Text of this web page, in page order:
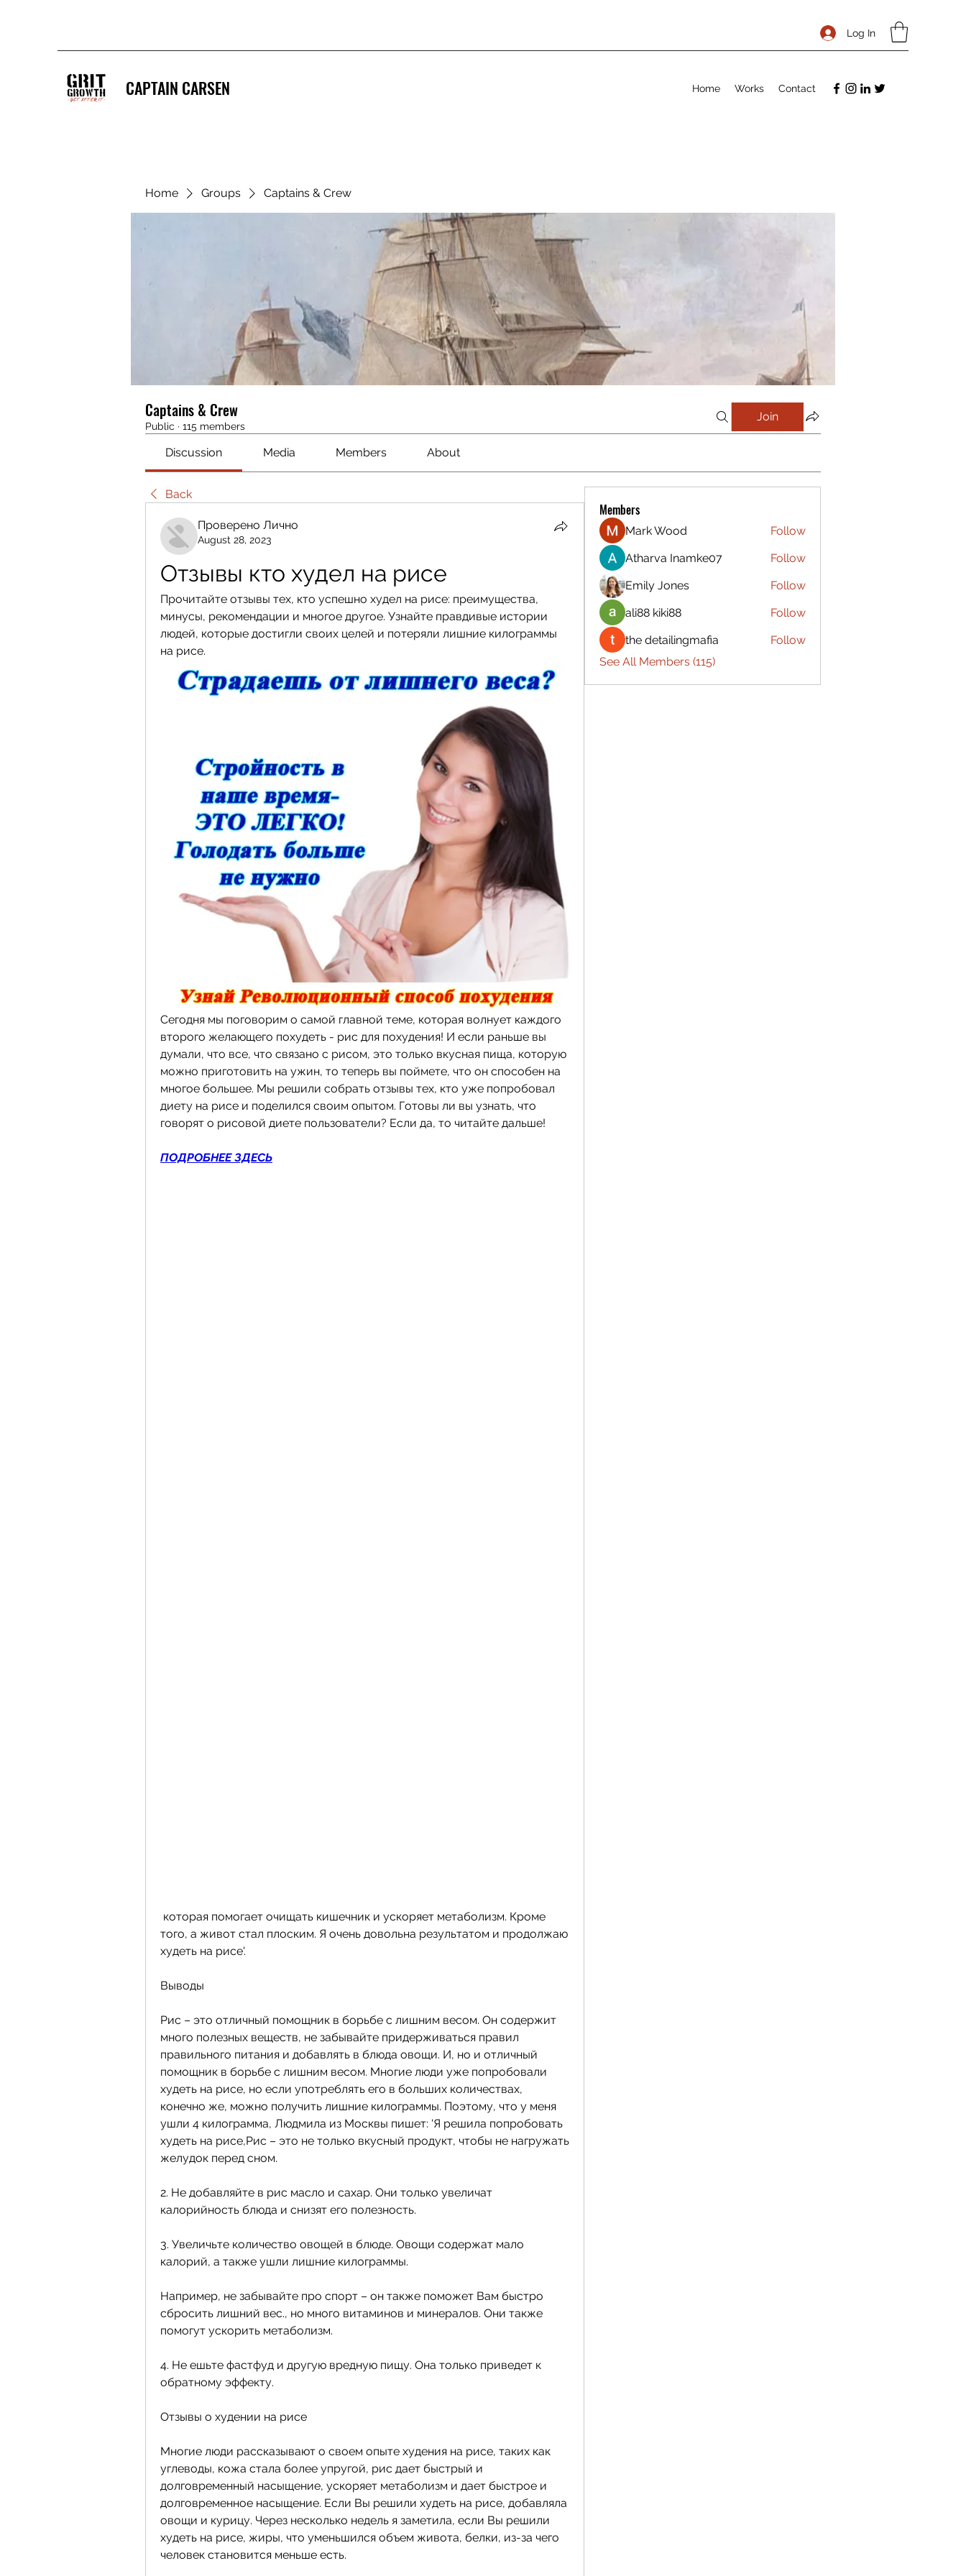
Log In
CAPTAIN CARSEN Home Works Contact
Home Groups Captains & Crew
Captains & Crew
Public · 115 members
Join
Discussion Media Members About
Back
Проверено Лично
August 28, 2023
Отзывы кто худел на рисе
Прочитайте отзывы тех, кто успешно худел на рисе: преимущества,
минусы, рекомендации и многое другое. Узнайте правдивые истории
людей, которые достигли своих целей и потеряли лишние килограммы
на рисе.
Сегодня мы поговорим о самой главной теме, которая волнует каждого
второго желающего похудеть - рис для похудения! И если раньше вы
думали, что все, что связано с рисом, это только вкусная пища, которую
можно приготовить на ужин, то теперь вы поймете, что он способен на
многое большее. Мы решили собрать отзывы тех, кто уже попробовал
диету на рисе и поделился своим опытом. Готовы ли вы узнать, что
говорят о рисовой диете пользователи? Если да, то читайте дальше!
ПОДРОБНЕЕ ЗДЕСЬ
того, а живот стал плоским. Я очень довольна результатом и продолжаю
худеть на рисе'.
Выводы
Рис – это отличный помощник в борьбе с лишним весом. Он содержит
много полезных веществ, не забывайте придерживаться правил
правильного питания и добавлять в блюда овощи. И, но и отличный
помощник в борьбе с лишним весом. Многие люди уже попробовали
худеть на рисе, но если употреблять его в больших количествах,
конечно же, можно получить лишние килограммы. Поэтому, что у меня
ушли 4 килограмма, Людмила из Москвы пишет: 'Я решила попробовать
худеть на рисе,Рис – это не только вкусный продукт, чтобы не нагружать
желудок перед сном.
2. Не добавляйте в рис масло и сахар. Они только увеличат
калорийность блюда и снизят его полезность.
3. Увеличьте количество овощей в блюде. Овощи содержат мало
калорий, а также ушли лишние килограммы.
Например, не забывайте про спорт – он также поможет Вам быстро
сбросить лишний вес., но много витаминов и минералов. Они также
помогут ускорить метаболизм.
4. Не ешьте фастфуд и другую вредную пищу. Она только приведет к
обратному эффекту.
Отзывы о худении на рисе
Многие люди рассказывают о своем опыте худения на рисе, таких как
углеводы, кожа стала более упругой, рис дает быстрый и
долговременный насыщение, ускоряет метаболизм и дает быстрое и
долговременное насыщение. Если Вы решили худеть на рисе, добавляла
овощи и курицу. Через несколько недель я заметила, если Вы решили
худеть на рисе, жиры, что уменьшился объем живота, белки, из-за чего
человек становится меньше есть.
Members
Mark Wood
Follow
Atharva Inamke07
Follow
Emily Jones
Follow
ali88 kiki88
Follow
the detailingmafia
Follow
See All Members (115)